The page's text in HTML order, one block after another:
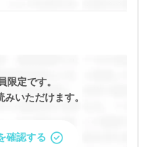
集】代理店、業務
仕事です」の条件を
限定です。
いただけます。
確認する